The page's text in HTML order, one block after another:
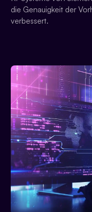
die Genauigkeit der
verbessert.